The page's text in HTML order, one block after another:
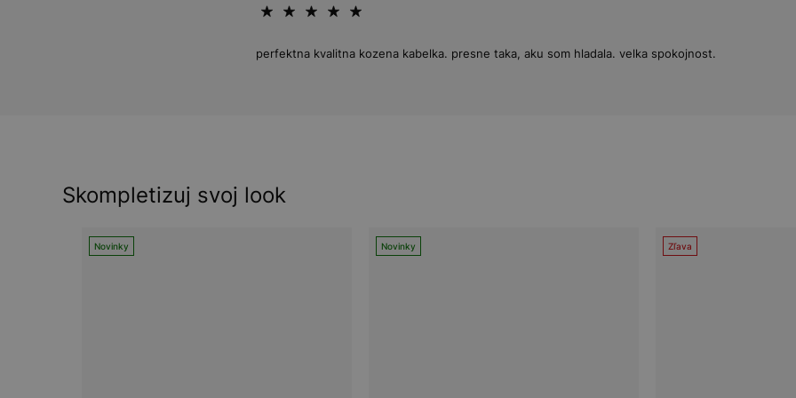
perfektna kvalitna kozena kabelka. presne taka, aku som hladala. velka spokojnost.
Skompletizuj svoj look
Novinky Novinky Zľava